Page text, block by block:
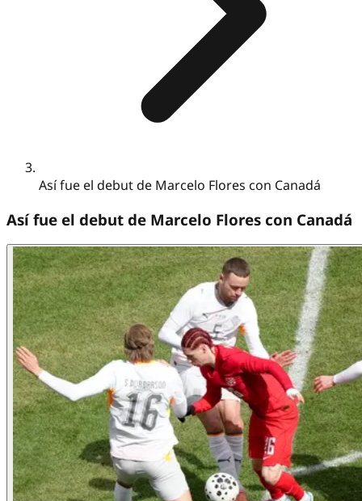
Así fue el debut de Marcelo Flores con Canadá
Así fue el debut de Marcelo Flores con Canadá